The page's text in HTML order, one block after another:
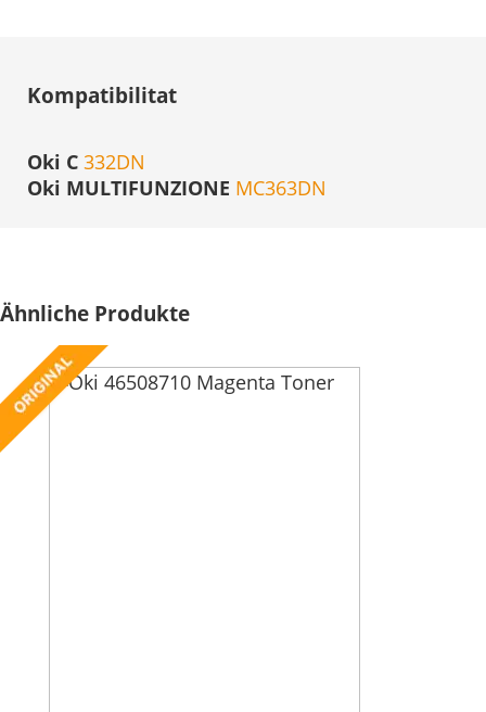
Kompatibilitat
Oki C 332DN
Oki MULTIFUNZIONE MC363DN
Ähnliche Produkte